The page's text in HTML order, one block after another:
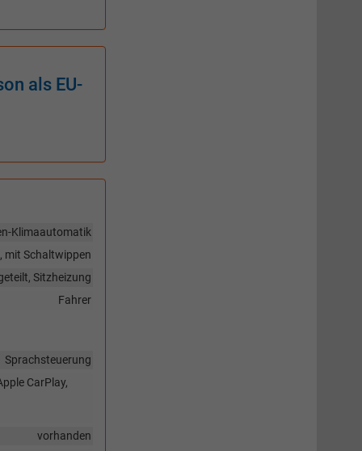
als EU-
Klimaautomatik
mit Schaltwippen
Sitzheizung
Fahrer
Sprachsteuerung
CarPlay,
vorhanden